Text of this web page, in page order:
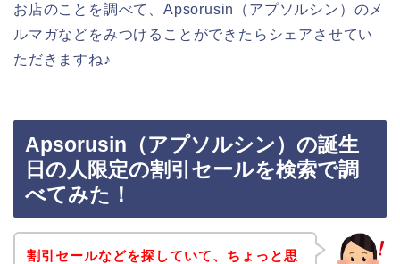
お店のことを調べて、Apsorusin（アプソルシン）のメ
ルマガなどをみつけることができたらシェアさせてい
ただきますね♪
Apsorusin（アプソルシン）の誕生
日の人限定の割引セールを検索で調
べてみた！
割引セールなどを探していて、ちょっと思